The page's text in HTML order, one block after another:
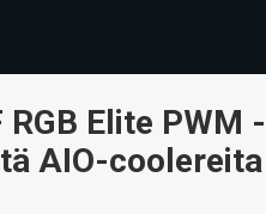
Elite PWM -
AIO-coolereita